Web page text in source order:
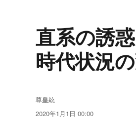
味
の
政
府
割
に
直系の誘
時代状況
投
稿
尊皇統
投
2020年1月1日 00:00